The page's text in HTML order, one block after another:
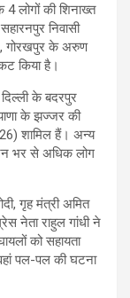
लोगों की शिनाख्त
निवासी
गोरखपुर के अरुण
किया है।
के बदरपुर
के झज्जर की
शामिल हैं। अन्य
भर से अधिक लोग
गृह मंत्री अमित
नेता राहुल गांधी ने
को सहायता
पल-पल की घटना